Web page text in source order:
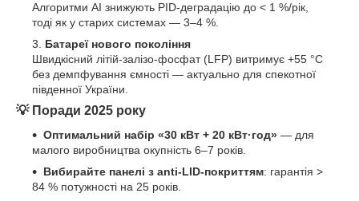
Алгоритми AI знижують PID-деградацію до < 1 %/рік,
тоді як у старих системах — 3–4 %.
Батареї нового покоління
Швидкісний літій-залізо-фосфат (LFP) витримує +55 °C
без демпфування ємності — актуально для спекотної
південної України.
💡 Поради 2025 року
Оптимальний набір «30 кВт + 20 кВт·год» — для
малого виробництва окупність 6–7 років.
Вибирайте панелі з anti-LID-покриттям: гарантія >
84 % потужності на 25 років.